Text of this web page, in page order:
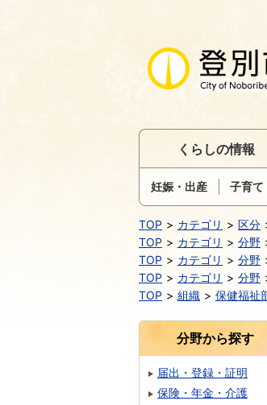
くらしの情報
妊娠・出産 子育て
TOP カテゴリ 区分
TOP
カテゴリ 分野
TOP
カテゴリ 分野
TOP
カテゴリ 分野
TOP
組織 保健福祉
分野から探す
届出・登録・証明
保険・年金・介護